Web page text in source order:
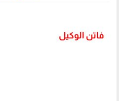
فاتن الوكيل